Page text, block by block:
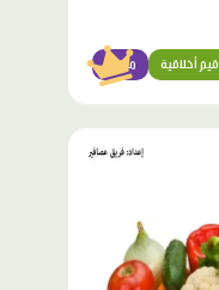
مبتدئ قيم أخلاقية